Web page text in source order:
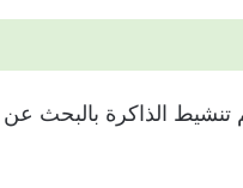
الذاكرة بالبحث